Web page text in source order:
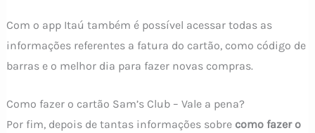
Com o app Itaú também é possível acessar todas as
informações referentes a fatura do cartão, como código de
barras e o melhor dia para fazer novas compras.
Como fazer o cartão Sam’s Club – Vale a pena?
Por fim, depois de tantas informações sobre como fazer o